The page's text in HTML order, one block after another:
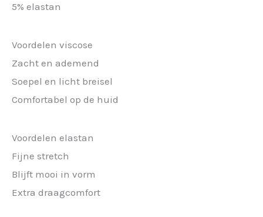
5% elastan
Voordelen viscose
Zacht en ademend
Soepel en licht breisel
Comfortabel op de huid
Voordelen elastan
Fijne stretch
Blijft mooi in vorm
Extra draagcomfort